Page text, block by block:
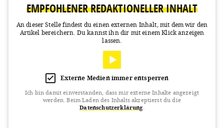
A post shared by Coucou Food Market - München (@coucou.food.market)
EMPFOHLENER REDAKTIONELLER INHALT
An dieser Stelle findest du einen externen Inhalt, mit dem wir den
Artikel bereichern. Du kannst ihn dir mit einem Klick anzeigen
lassen.
Externe Medien immer entsperren
Ich bin damit einverstanden, dass mir externe Inhalte angezeigt
werden. Beim Laden des Inhalts akzeptierst du die
Datenschutzerklärung